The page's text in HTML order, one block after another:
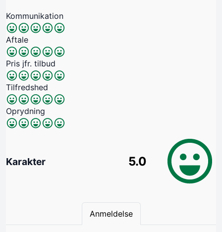
Kommunikation
Aftale
Pris jfr. tilbud
Tilfredshed
Oprydning
Karakter 5.0
Anmeldelse